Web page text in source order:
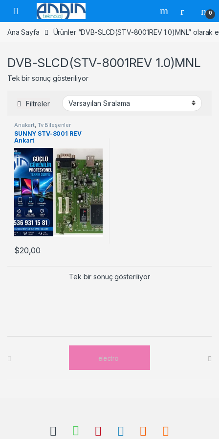
Skip to navigation
Skip to content
0
Ana Sayfa Ürünler “DVB-SLCD(STV-8001REV 1.0)MNL” olarak
DVB-SLCD(STV-8001REV 1.0)MNL
Tek bir sonuç gösteriliyor
Filtreler
Anakart Tv Bileşenler
SUNNY STV-8001 REV
Ankart
$20,00
Tek bir sonuç gösteriliyor
Brands Carousel